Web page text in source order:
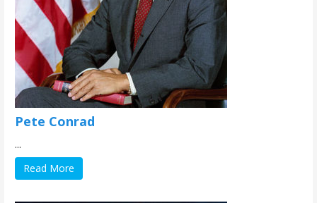
Pete Conrad
...
Read More